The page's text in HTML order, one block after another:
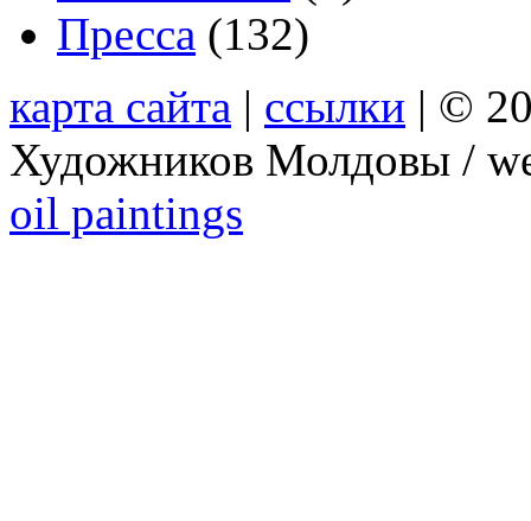
Пресса (132)
карта сайта | ссылки | ©
Художников Молдовы /
oil paintings